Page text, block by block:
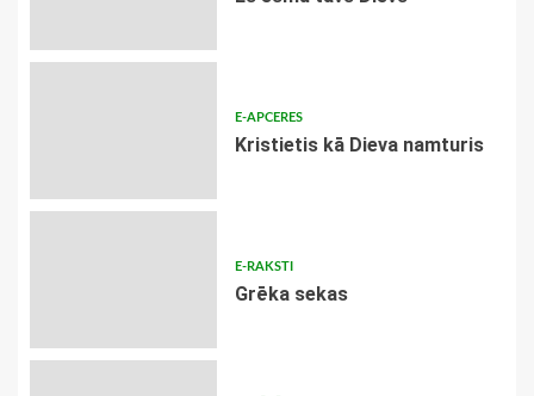
E-APCERES
Kristietis kā Dieva namturis
E-RAKSTI
Grēka sekas